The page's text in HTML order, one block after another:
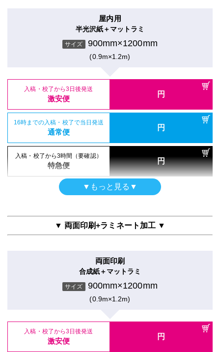
入稿・校了から3日後発送
16時までの入稿・校了で当日発送
入稿・校了から3時間（要確認）
特急便 円
サイズ 900mm×1200mm
(0.9m×1.2m)
16時までの入稿・校了で当日発送
入稿・校了から3時間（要確認）
サイズ 900mm×1200mm
屋内用
半光沢紙＋マットラミ
サイズ 900mm×1200mm
(0.9m×1.2m)
入稿・校了から3日後発送
激安便 円
16時までの入稿・校了で当日発送
通常便 円
入稿・校了から3時間（要確認）
特急便 円
屋内用
サイズ 900mm×1200mm
(0.9m×1.2m)
16時までの入稿・校了で当日発送
入稿・校了から3時間（要確認）
特急便 円
▼もっと見る▼
▼ 両面印刷+ラミネート加工 ▼
両面印刷
合成紙＋マットラミ
サイズ 900mm×1200mm
(0.9m×1.2m)
入稿・校了から3日後発送
激安便 円